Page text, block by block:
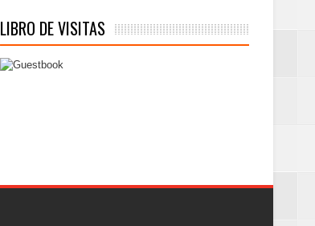
LIBRO DE VISITAS